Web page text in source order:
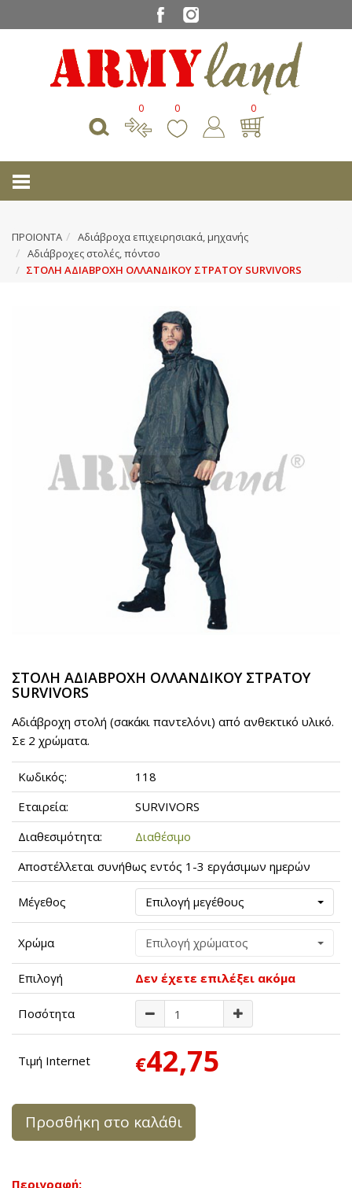
0 0 0
ΠΡΟΙΟΝΤΑ
Αδιάβροχα επιχειρησιακά, μηχανής
Αδιάβροχες στολές, πόντσο
ΣΤΟΛΗ ΑΔΙΑΒΡΟΧΗ ΟΛΛΑΝΔΙΚΟΥ ΣΤΡΑΤΟΥ SURVIVORS
ΣΤΟΛΗ ΑΔΙΑΒΡΟΧΗ ΟΛΛΑΝΔΙΚΟΥ ΣΤΡΑΤΟΥ
SURVIVORS
Αδιάβροχη στολή (σακάκι παντελόνι) από ανθεκτικό υλικό.
Σε 2 χρώματα.
Κωδικός:
118
Εταιρεία:
SURVIVORS
Διαθεσιμότητα:
Διαθέσιμο
Αποστέλλεται συνήθως εντός 1-3 εργάσιμων ημερών
Μέγεθος Επιλογή μεγέθους
Χρώμα Επιλογή χρώματος
Επιλογή Δεν έχετε επιλέξει ακόμα
Ποσότητα
Τιμή Internet €42,75
Προσθήκη στο καλάθι
Περιγραφή: